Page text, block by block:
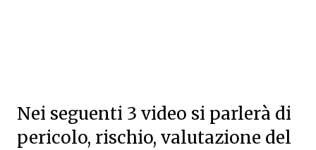
Nei seguenti 3 video si parlerà di
pericolo, rischio, valutazione del